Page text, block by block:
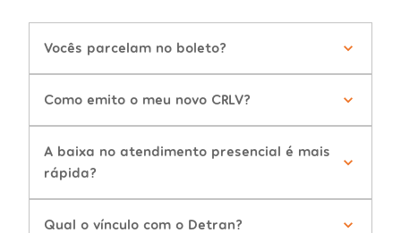
Vocês parcelam no boleto?
Como emito o meu novo CRLV?
A baixa no atendimento presencial é mais
rápida?
Qual o vínculo com o Detran?